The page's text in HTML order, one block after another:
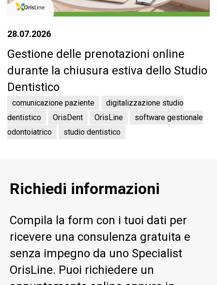
28.07.2026
Gestione delle prenotazioni online
durante la chiusura estiva dello Studio
Dentistico
comunicazione paziente
digitalizzazione studio
dentistico
OrisDent OrisLine
software gestionale
odontoiatrico
studio dentistico
Richiedi informazioni
Compila la form con i tuoi dati per
ricevere una consulenza gratuita e
senza impegno da uno Specialist
OrisLine. Puoi richiedere un